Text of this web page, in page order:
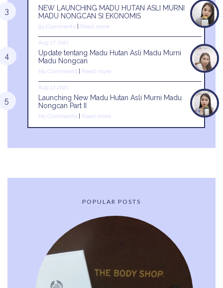
NEW LAUNCHING MADU HUTAN ASLI MURNI
MADU NONGCAN SI EKONOMIS
93 Comments Read more
Aug 17 2021
Update tentang Madu Hutan Asli Madu Murni
Madu Nongcan
No Comments Read more
Aug 17 2021
Launching New Madu Hutan Asli Murni Madu
Nongcan Part II
No Comments Read more
POPULAR POSTS